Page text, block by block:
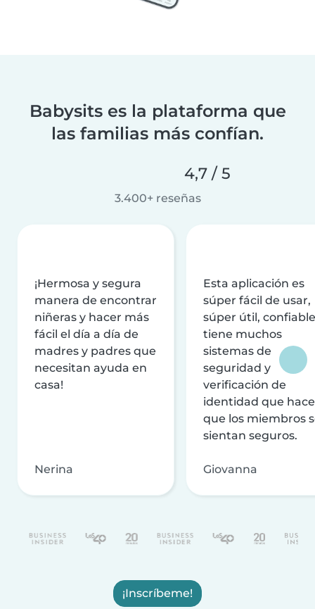
Babysits es la plataforma que
las familias más confían.
4,7 / 5
3.400+ reseñas
¡Hermosa y segura
manera de encontrar
niñeras y hacer más
fácil el día a día de
madres y padres que
necesitan ayuda en
casa!
Nerina
Esta aplicación es
súper fácil de usar,
súper útil,
tiene muchos
sistemas de
seguridad y
verificación de
identidad que
que los miembros
sientan seguros.
Giovanna
¡Inscríbeme!